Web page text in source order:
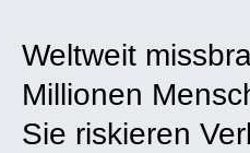
Weltweit
Millionen
Sie riskieren